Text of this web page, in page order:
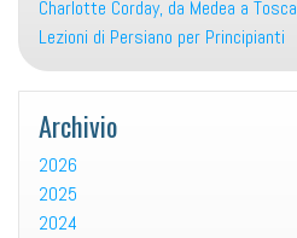
Charlotte Corday, da Medea a Tosca
Lezioni di Persiano per Principianti
Archivio
2026
2025
2024